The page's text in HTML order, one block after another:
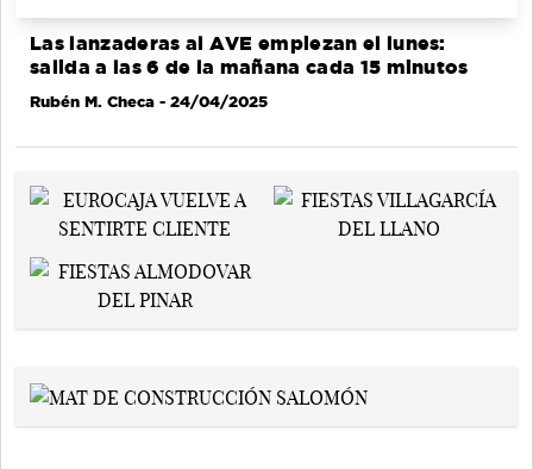
Las lanzaderas al AVE empiezan el lunes:
salida a las 6 de la mañana cada 15 minutos
Rubén M. Checa - 24/04/2025